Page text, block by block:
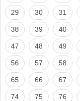
29 30 31
38 39 40
47 48 49
56 57 58
65 66 67
74 75 76